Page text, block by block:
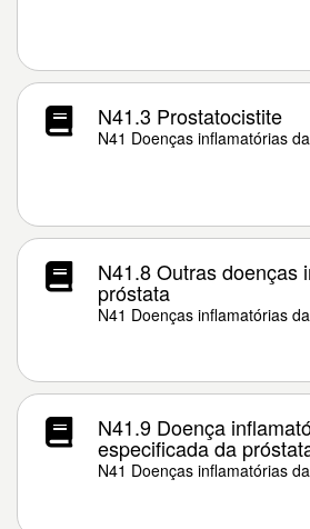
N41.3 Prostatocistite
N41 Doenças inflamatórias
N41.8 Outras doenças
próstata
N41 Doenças inflamatórias
N41.9 Doença
especificada da
N41 Doenças inflamatórias